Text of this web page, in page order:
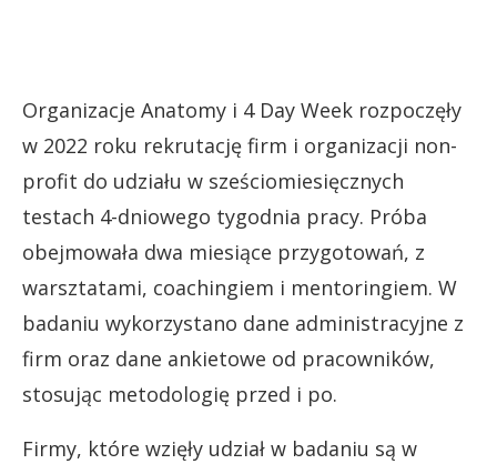
Organizacje Anatomy i 4 Day Week rozpoczęły
w 2022 roku rekrutację firm i organizacji non-
profit do udziału w sześciomiesięcznych
testach 4-dniowego tygodnia pracy. Próba
obejmowała dwa miesiące przygotowań, z
warsztatami, coachingiem i mentoringiem. W
badaniu wykorzystano dane administracyjne z
firm oraz dane ankietowe od pracowników,
stosując metodologię przed i po.
Firmy, które wzięły udział w badaniu są w